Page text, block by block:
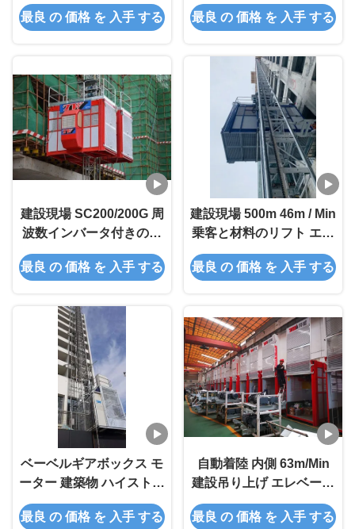
最良 の 価格 を 入手 する
ク ピニオンハイスター
最良 の 価格 を 入手 する
建設現場 SC200/200G 周
波数インバータ付きの建
設吊り上げエレベーター
最良 の 価格 を 入手 する
建設現場 500m 46m / Min
乗客と材料のリフト エア
コン付き
最良 の 価格 を 入手 する
ベーベルギアボックス モ
ーター 建築物 ハイストエ
レベーター CE バック ハ
イストエレベーター
最良 の 価格 を 入手 する
自動着陸 内側 63m/Min
建設吊り上げ エレベータ
ー 耐腐り
最良 の 価格 を 入手 する